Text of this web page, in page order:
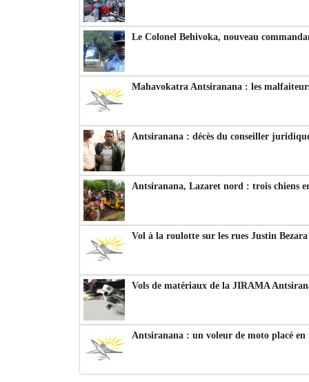
Le Colonel Behivoka, nouveau
Mahavokatra Antsiranana : les
Antsiranana : décès du conseiller
Antsiranana, Lazaret nord : trois chiens
Vol à la roulotte sur les rues Justin
Vols de matériaux de la JIRAMA
Antsiranana : un voleur de moto placé en